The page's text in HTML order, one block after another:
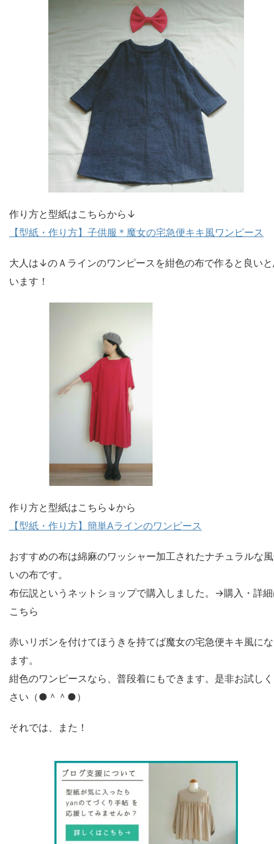
作り方と型紙はこちらから↓
【型紙・作り方】子供服＊魔女の宅急便キキ風ワンピース
大人は↓のＡラインのワンピースを紺色の布で作ると良い
います！
作り方と型紙はこちら↓から
【型紙・作り方】簡単Aラインのワンピース
おすすめの布は綿麻のワッシャー加工されたナチュラルな
いの布です。
布伝説というネットショップで購入しました。→購入・詳
こちら
赤いリボンを付けてほうきを持てば魔女の宅急便キキ風に
ます。
紺色のワンピースなら、普段着にもできます。是非お試し
さい（●＾＾●）
それでは、また！